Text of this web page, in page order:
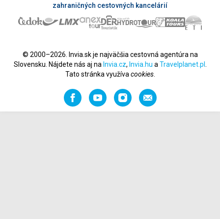
zahraničných cestovných kancelárií
© 2000–2026. Invia.sk je najväčšia cestovná agentúra na
Slovensku. Nájdete nás aj na Invia.cz, Invia.hu a Travelplanet.pl
Tato stránka využíva cookies.
FacebookYouTubeInstagramOdporučiť